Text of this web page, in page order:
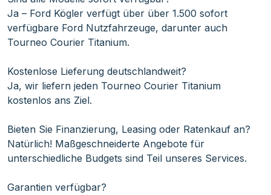
Ja – Ford Kögler verfügt über über 1.500 sofort
verfügbare Ford Nutzfahrzeuge, darunter auch
Tourneo Courier Titanium.
Kostenlose Lieferung deutschlandweit?
Ja, wir liefern jeden Tourneo Courier Titanium
kostenlos ans Ziel.
Bieten Sie Finanzierung, Leasing oder Ratenkauf an?
Natürlich! Maßgeschneiderte Angebote für
unterschiedliche Budgets sind Teil unseres Services.
Garantien verfügbar?